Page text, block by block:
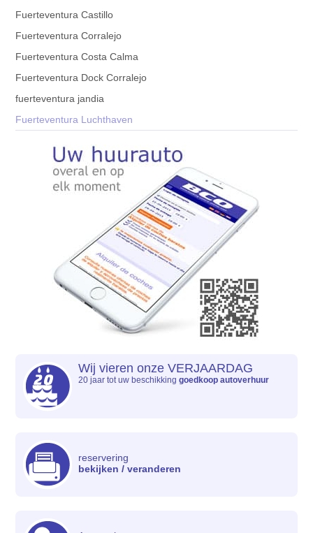
Fuerteventura Castillo
Fuerteventura Corralejo
Fuerteventura Costa Calma
Fuerteventura Dock Corralejo
fuerteventura jandia
Fuerteventura Luchthaven
Wij vieren onze VERJAARDAG
20 jaar tot uw beschikkinggoedkoop autoverhuur
reservering
bekijken / veranderen